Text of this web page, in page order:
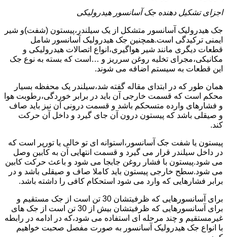
اجزای تشکیل دهنده جک آسانسور هیدرولیکی
جک هیدرولیک آسانسور متشکل از یک سیلندر،پیستون (شفت)و شیر
ایمنی ترکیدگی است.همچنین جک هیدرولیک آسانسور شامل
قطعات دیگری مانند شیر هواگیری،انواع اتصالات هیدرولیکی و
مکانیکی،مجرای تخلیه روغن سرریز و …است که بسته به نوع جک
این قطعات به سیستم اضافه می شوند.
همان طور که در ابتدای مقاله گفته شد،سیلندر یک محفظه بسیار
محکم است که قسمت خارجی آن باید در برابر خوردگی،رطوبت هوا
و فشارهای وارده متسحکم باشد و قسمت درونی آن نیز باید صاف
و صیقلی باشد که پیستون درون آن جای گیرد و داخل آن حرکت
کند.
پیستون یا شفت جک آسانسور،استوانه ای تو خالی یا تورپر است که
در داخل سیلندر قرار می گیرد و قسمت انتهایی آن به کابین وصل
می شود.پیستون با فشار روغن جابجا می شود و باعث حرکت کابین
می شود.سطح خارجی پیستون باید کاملا صاف و صیقلی باشد و در
برابر فشارهایی که وارد می شود استحکام کافی را داشته باشد.
برای آسانسورهایی که ظرفیتشان 30 تن است از جک مستقیم و
برای آسانسورهایی که ظرفیتشان بیش از 30 تن است از جک های
غیرمستقیم و چند مرحله ای استفاده می شود،که در ادامه در رابطه
با انواع جک هیدرولیک آسانسور به صورت مفصل صحبت خواهیم